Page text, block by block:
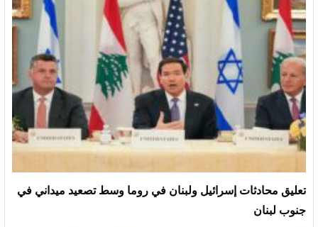
تعليق محادثات إسرائيل ولبنان في روما وسط تصعيد ميداني في
جنوب لبنان